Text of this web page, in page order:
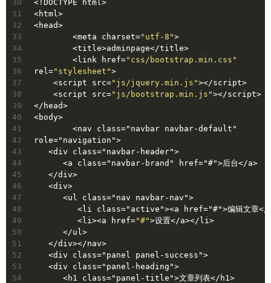
30
31
32
33
34
35
36
37
38
39
40
41
42
43
44
45
46
47
48
49
50
51
52
53
54
<!DOCTYPE html>
<html>
<head>
	<meta charset=
"utf-8">
	<title>adminpage</title>
	<link href=
"css/bootstrap.min.css"
rel="stylesheet">
    <script src=
"js/jquery.min.js"></script>
    <script src=
"js/bootstrap.min.js"></script>
</head>
<body>
role="navigation">
   <div class="navbar-header">
      <a class="navbar-brand" href="#">后台</a>
   </div>
   <div>
      <ul class="nav navbar-nav">
<li class="active"><a href="#">编辑文章
         <li><a href=
"#">设置</a></li>
      </ul>
   </div></nav>
   <div class="panel panel-success">
   <div class="panel-heading">
      <h1 class="panel-title">文章列表</h1>